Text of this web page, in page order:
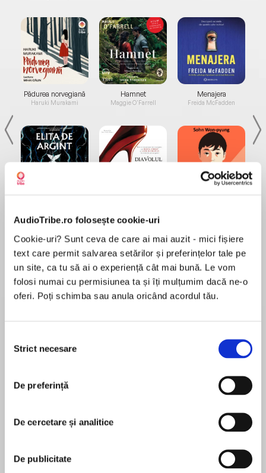
AudioTribe.ro folosește cookie-uri
Cookie-uri? Sunt ceva de care ai mai auzit - mici fișiere
text care permit salvarea setărilor și preferințelor tale pe
un site, ca tu să ai o experiență cât mai bună. Le vom
folosi numai cu permisiunea ta și îți mulțumim dacă ne-o
oferi. Poți schimba sau anula oricând acordul tău.
consimțământului
Strict necesare
De preferință
De cercetare și analitice
De publicitate
Pădurea norvegiană
Haruki Murakami
Hamnet
Maggie O'Farrell
Menajera
Freida McFadden
Desprecarte
Somewhere in Germany was hidden a
Schulz.
dead, Schultz could soon be hailed as the
author of the most shattering confessions ever
trouble-shooter, was hired to track the former
În acest moment nu există recenzii